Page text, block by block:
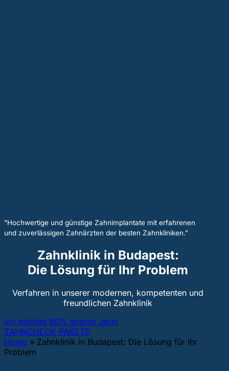
"Hochwertige und günstige Zahnimplantate mit erfahrenen
und zuverlässigen Zahnärzten der besten Zahnkliniken."
Zahnklinik in Budapest:
Die Lösung für Ihr Problem
Verfahren in unserer modernen, kompetenten und
freundlichen Zahnklinik
Ich möchte 60% sparen Jetzt
ZAHNCHECK PAKETE
Home » Zahnklinik in Budapest: Die Lösung für Ihr
Problem